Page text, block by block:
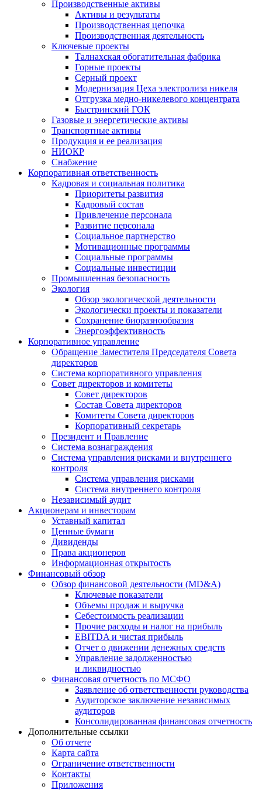
Производственные активы
Активы и результаты
Производственная цепочка
Производственная деятельность
Ключевые проекты
Талнахская обогатительная фабрика
Горные проекты
Серный проект
Модернизация Цеха электролиза никеля
Отгрузка медно-никелевого концентрата
Быстринский ГОК
Газовые и энергетические активы
Транспортные активы
Продукция и ее реализация
НИОКР
Снабжение
Корпоративная ответственность
Кадровая и социальная политика
Приоритеты развития
Кадровый состав
Привлечение персонала
Развитие персонала
Социальное партнерство
Мотивационные программы
Социальные программы
Социальные инвестиции
Промышленная безопасность
Экология
Обзор экологической деятельности
Экологически проекты и показатели
Сохранение биоразнообразия
Энергоэффективность
Корпоративное управление
Обращение Заместителя Председателя Совета
директоров
Система корпоративного управления
Совет директоров и комитеты
Совет директоров
Состав Совета директоров
Комитеты Совета директоров
Корпоративный секретарь
Президент и Правление
Система вознаграждения
Система управления рисками и внутреннего
контроля
Система управления рисками
Система внутреннего контроля
Независимый аудит
Акционерам и инвесторам
Уставный капитал
Ценные бумаги
Дивиденды
Права акционеров
Информационная открытость
Финансовый обзор
Обзор финансовой деятельности (MD&A)
Ключевые показатели
Объемы продаж и выручка
Себестоимость реализации
Прочие расходы и налог на прибыль
EBITDA и чистая прибыль
Отчет о движении денежных средств
Управление задолженностью
и ликвидностью
Финансовая отчетность по МСФО
Заявление об ответственности руководства
Аудиторское заключение независимых
аудиторов
Консолидированная финансовая отчетность
Дополнительные ссылки
Об отчете
Карта сайта
Ограничение ответственности
Контакты
Приложения